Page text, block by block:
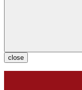
close